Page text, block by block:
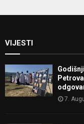
VIJESTI
7.